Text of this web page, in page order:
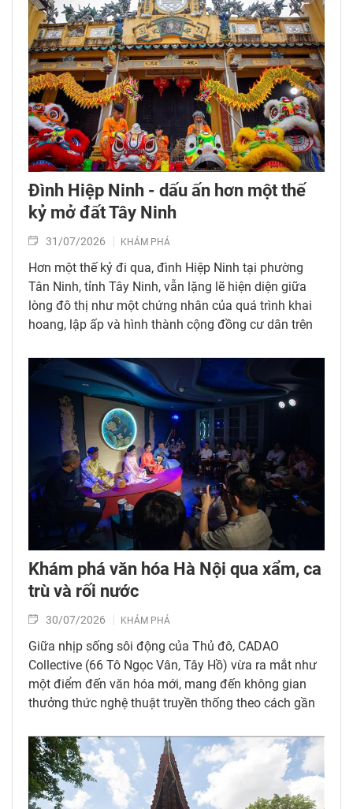
Đình Hiệp Ninh - dấu ấn hơn một thế
kỷ mở đất Tây Ninh
31/07/2026 KHÁM PHÁ
Hơn một thế kỷ đi qua, đình Hiệp Ninh tại phường
Tân Ninh, tỉnh Tây Ninh, vẫn lặng lẽ hiện diện giữa
lòng đô thị như một chứng nhân của quá trình khai
hoang, lập ấp và hình thành cộng đồng cư dân trên
Khám phá văn hóa Hà Nội qua xẩm, ca
trù và rối nước
30/07/2026 KHÁM PHÁ
Giữa nhịp sống sôi động của Thủ đô, CADAO
Collective (66 Tô Ngọc Vân, Tây Hồ) vừa ra mắt như
một điểm đến văn hóa mới, mang đến không gian
thưởng thức nghệ thuật truyền thống theo cách gần
loại hình di sản đặc trưng gồm xẩm, ca trù và múa
rối nước cùng hội tụ trong một không gian sáng tạo,
mở ra hành trình khám phá chiều sâu văn hóa kinh
kỳ dành cho người dân và du khách trong nước, quốc